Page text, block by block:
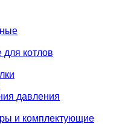
котлов
давления
и комплектующие